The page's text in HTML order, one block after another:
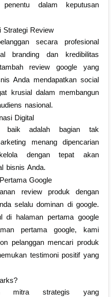
dalam keputusan
Strategi Review
secara profesional
branding dan kredibilitas
review google yang
Anda mendapatkan social
krusial dalam membangun
nasional.
Digital
baik adalah bagian tak
menang dipencarian
dengan tepat akan
bisnis Anda.
Google
review produk dengan
selalu dominan di google.
di halaman pertama google
pertama google, kami
pelanggan mencari produk
testimoni positif yang
mitra strategis yang